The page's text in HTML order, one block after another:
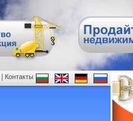
Контакты